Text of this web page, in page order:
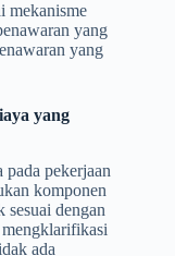
mekanisme
yang
yang
yang
pekerjaan
komponen
dengan
ada